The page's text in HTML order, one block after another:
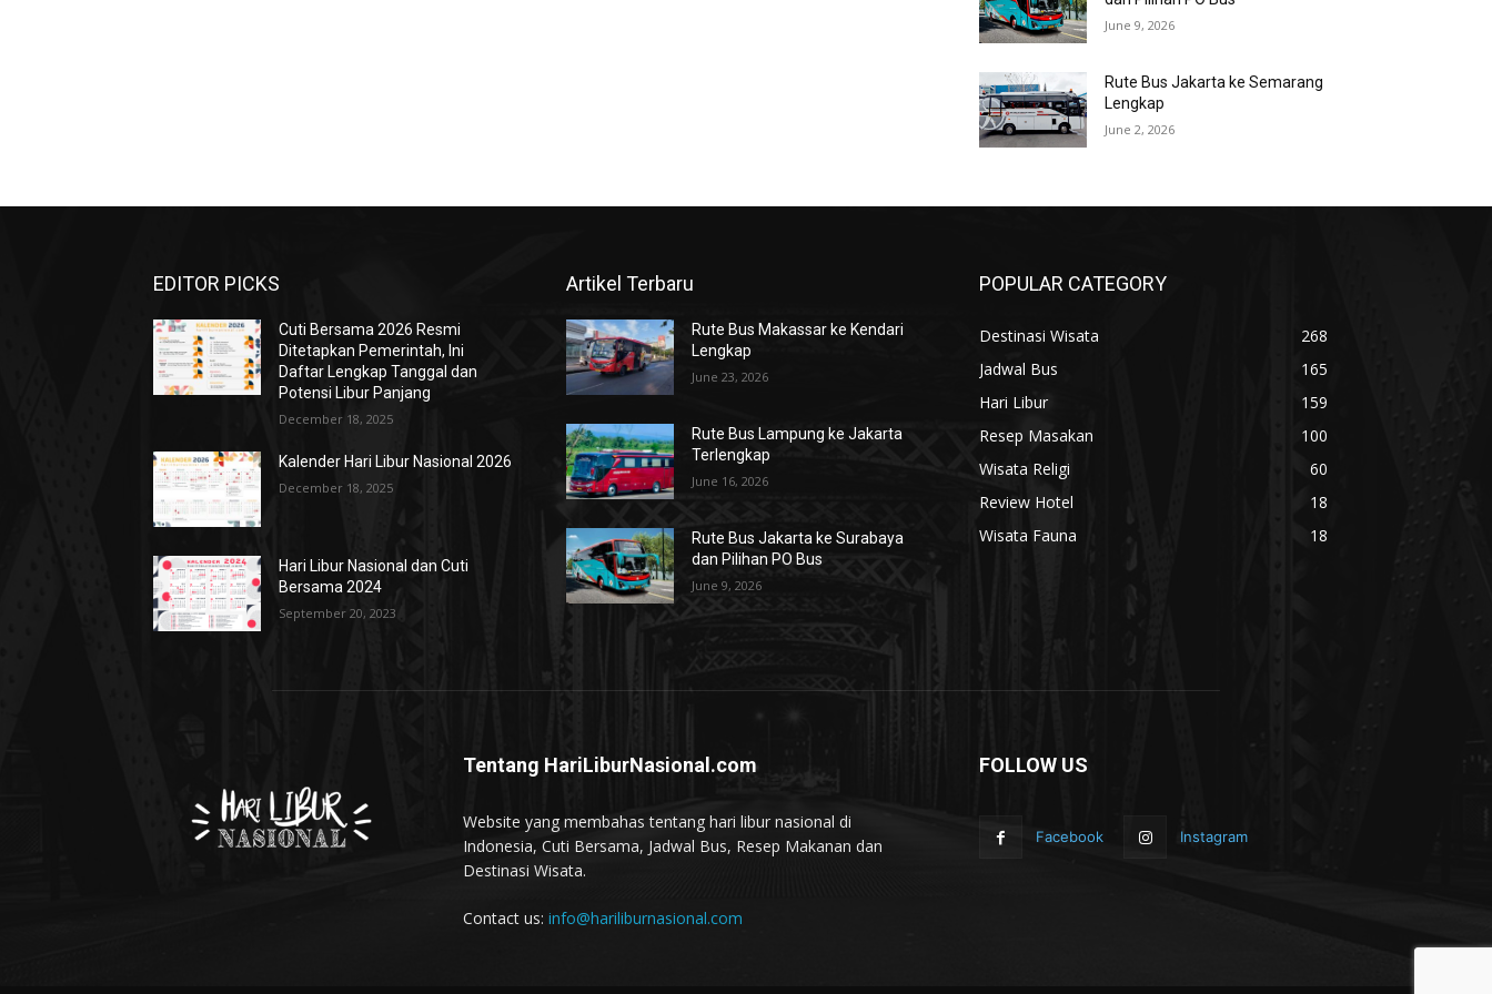
June 9, 2026
Rute Bus Jakarta ke Semarang
Lengkap
June 2, 2026
EDITOR PICKS
Cuti Bersama 2026 Resmi
Ditetapkan Pemerintah, Ini
Daftar Lengkap Tanggal dan
Potensi Libur Panjang
December 18, 2025
Kalender Hari Libur Nasional 2026
December 18, 2025
Hari Libur Nasional dan Cuti
Bersama 2024
September 20, 2023
Artikel Terbaru
Rute Bus Makassar ke Kendari
Lengkap
June 23, 2026
Rute Bus Lampung ke Jakarta
Terlengkap
June 16, 2026
Rute Bus Jakarta ke Surabaya
dan Pilihan PO Bus
June 9, 2026
POPULAR CATEGORY
Destinasi Wisata
268
Jadwal Bus
165
Hari Libur
159
Resep Masakan
100
Wisata Religi
60
Review Hotel
18
Wisata Fauna
18
Tentang HariLiburNasional.com
Website yang membahas tentang hari libur nasional di
Indonesia, Cuti Bersama, Jadwal Bus, Resep Makanan dan
Destinasi Wisata.
Contact us: info@hariliburnasional.com
FOLLOW US
Facebook Instagram